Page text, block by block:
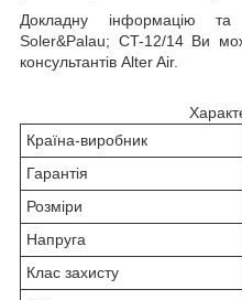
Докладну інформацію
Soler&Palau; CT-12/14 Ви
консультантів Alter Air.
Країна-виробник
Гарантія
Розміри
Напруга
Клас захисту